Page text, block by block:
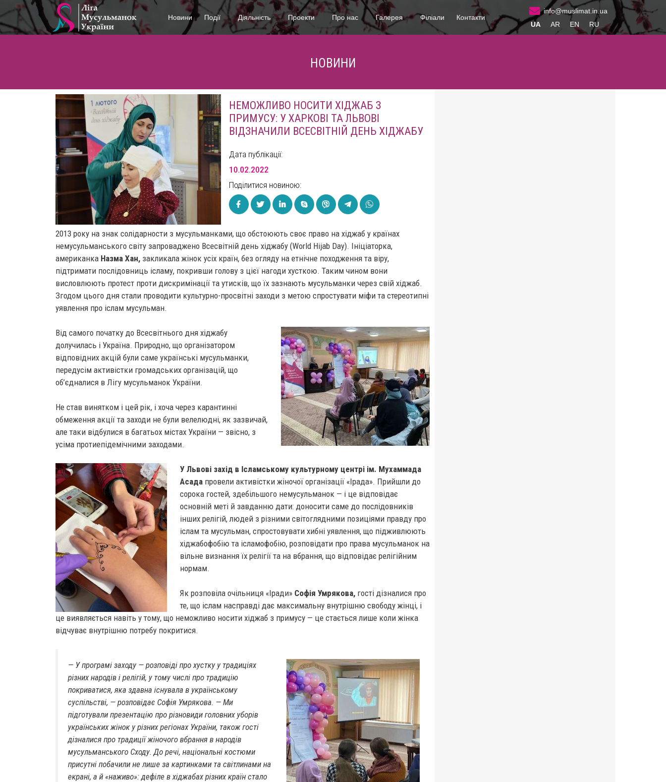
Новини Події Діяльність Проекти Про нас Галерея Філіали Контакти
info@muslimat.in.ua
UA
AR EN RU
НОВИНИ
НЕМОЖЛИВО НОСИТИ ХІДЖАБ З
ПРИМУСУ: У ХАРКОВІ ТА ЛЬВОВІ
ВІДЗНАЧИЛИ ВСЕСВІТНІЙ ДЕНЬ ХІДЖАБУ
Дата публікації:
10.02.2022
Поділитися новиною:
2013 року на знак солідарности з мусульманками, що обстоюють своє право на хіджаб у країнах
немусульманського світу запроваджено Всесвітній день хіджабу (World Hijab Day). Ініціаторка,
американка Назма Хан, закликала жінок усіх країн, без огляду на етнічне походження та віру,
підтримати послідовниць ісламу, покривши голову з цієї нагоди хусткою. Таким чином вони
висловлюють протест проти дискримінації та утисків, що їх зазнають мусульманки через свій хіджаб.
Згодом цього дня стали проводити культурно-просвітні заходи з метою спростувати міфи та стереотипні
уявлення про іслам мусульман.
Від самого початку до Всесвітнього дня хіджабу
долучилась і Україна. Природно, що організатором
відповідних акцій були саме українські мусульманки,
передусім активістки громадських організацій, що
об’єдналися в Лігу мусульманок України.
Не став винятком і цей рік, і хоча через карантинні
обмеження акції та заходи не були велелюдні, як зазвичай,
але таки відбулися в багатьох містах України — звісно, з
усіма протиепідемічними заходами.
У Львові захід в Ісламському культурному центрі ім. Мухаммада
Асадапровели активістки жіночої організації «Ірада». Прийшли до
сорока гостей, здебільшого немусульманок — і це відповідає
основній меті й завданню дати: доносити саме до послідовників
інших релігій, людей з різними світоглядними позиціями правду про
іслам та мусульман, спростовувати хибні уявлення, що підживлюють
хіджабофобію та ісламофобію, розповідати про права мусульманок на
вільне визнання їх релігії та на вбрання, що відповідає релігійним
нормам.
Як розповіла очільниця «Іради» Софія Умрякова,гості дізналися про
те, що іслам насправді дає максимальну внутрішню свободу жінці, і
це виявляється навіть у тому, що неможливо носити хіджаб з примусу — це стається лише коли жінка
відчуває внутрішню потребу покритися.
— У програмі заходу — розповіді про хустку у традиціях
різних народів і релігій, у тому числі про традицію
покриватися, яка здавна існувала в українському
суспільстві, — розповідає Софія Умрякова. — Ми
підготували презентацію про різновиди головних уборів
українських жінок у різних регіонах України, також гості
дізналися про традиції жіночого вбрання в народів
мусульманського Сходу. До речі, національні костюми
присутні побачили не лише за картинками та світлинами на
екрані, а й «наживо»: дефіле в хіджабах різних країн стало